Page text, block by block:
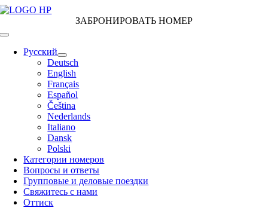
Skip
content
ЗАБРОНИРОВАТЬ НОМЕР
Toggle
NavigationРусский
Deutsch
English
Français
Español
Čeština
Nederlands
Italiano
Dansk
Polski
Категории номеров
Вопросы и ответы
Групповые и деловые поездки
Свяжитесь с нами
Оттиск